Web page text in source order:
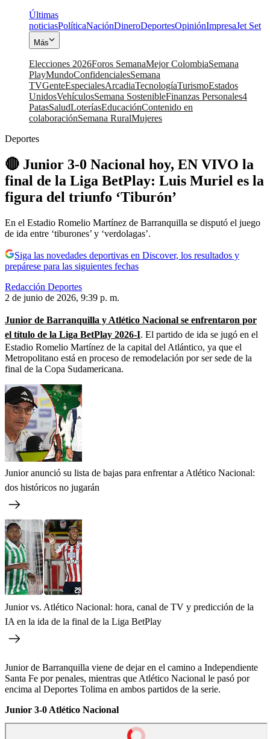
Últimas
noticiasPolíticaNaciónDineroDeportesOpiniónImpresaJet Set
Más
Elecciones 2026Foros SemanaMejor ColombiaSemana
PlayMundoConfidencialesSemana
TVGenteEspecialesArcadiaTecnologíaTurismoEstados
UnidosVehículosSemana SostenibleFinanzas Personales4
PatasSaludLoteríasEducaciónContenido en
colaboraciónSemana RuralMujeres
Deportes
🔴 Junior 3-0 Nacional hoy, EN VIVO la
final de la Liga BetPlay: Luis Muriel es la
figura del triunfo ‘Tiburón’
En el Estadio Romelio Martínez de Barranquilla se disputó el juego
de ida entre ‘tiburones’ y ‘verdolagas’.
Siga las novedades deportivas en Discover, los resultados y
prepárese para las siguientes fechas
Redacción Deportes
2 de junio de 2026, 9:39 p. m.
Junior de Barranquilla y Atlético Nacional se enfrentaron por
el título de la Liga BetPlay 2026-I. El partido de ida se jugó en el
Estadio Romelio Martínez de la capital del Atlántico, ya que el
Metropolitano está en proceso de remodelación por ser sede de la
final de la Copa Sudamericana.
Junior anunció su lista de bajas para enfrentar a Atlético Nacional:
dos históricos no jugarán
Junior vs. Atlético Nacional: hora, canal de TV y predicción de la
IA en la ida de la final de la Liga BetPlay
Junior de Barranquilla viene de dejar en el camino a Independiente
Santa Fe por penales, mientras que Atlético Nacional le pasó por
encima al Deportes Tolima en ambos partidos de la serie.
Junior 3-0 Atlético Nacional